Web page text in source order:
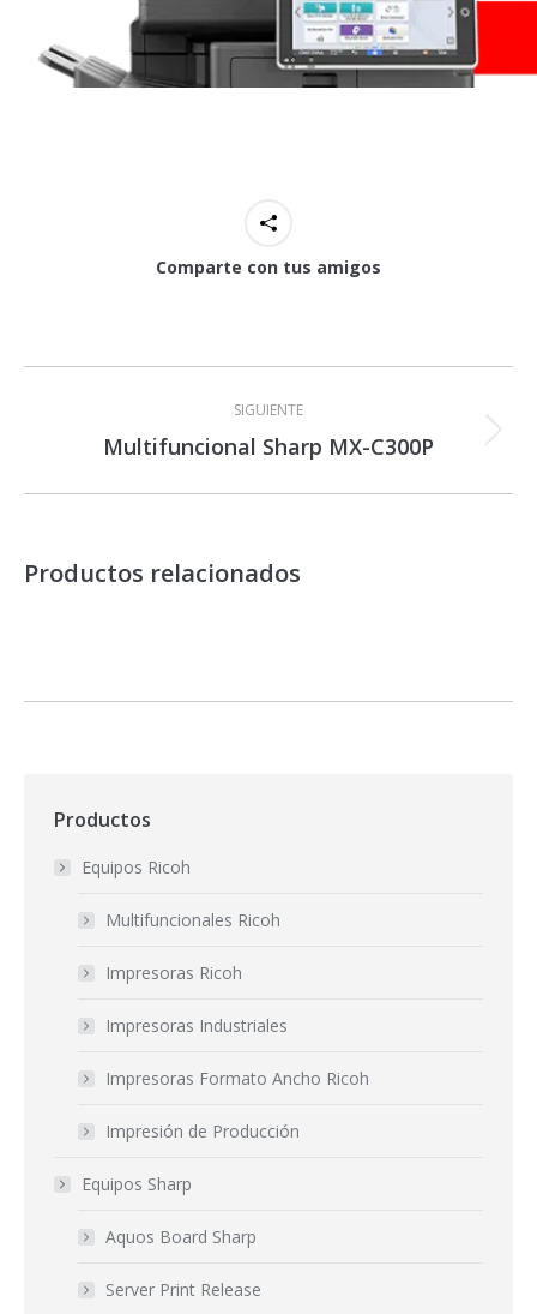
Comparte con tus amigos
Navegación
proyectos
SIGUIENTE
Proyecto
Multifuncional Sharp MX-C300P
Productos relacionados
Productos
Equipos Ricoh
Multifuncionales Ricoh
Impresoras Ricoh
Impresoras Industriales
Impresoras Formato Ancho Ricoh
Impresión de Producción
Equipos Sharp
Aquos Board Sharp
Server Print Release